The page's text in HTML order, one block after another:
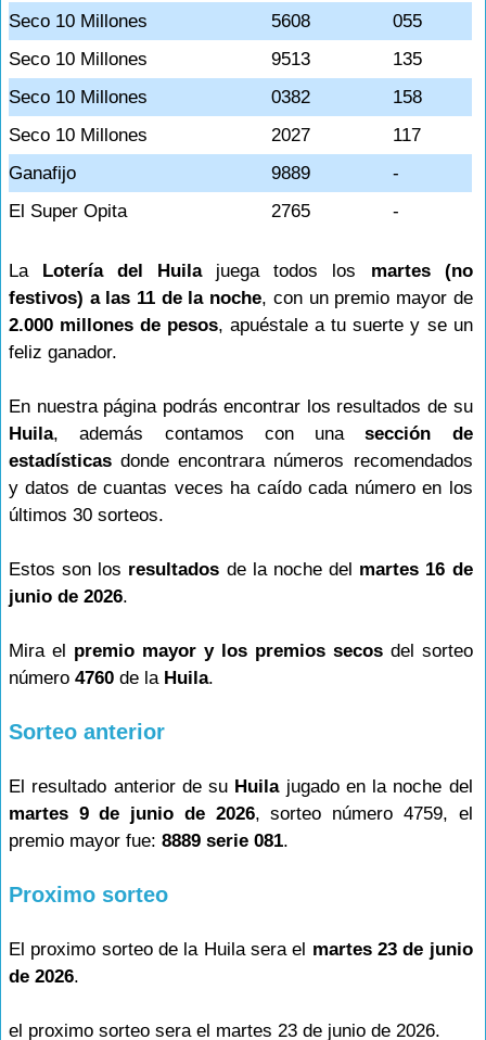
Seco 10 Millones
5608
055
Seco 10 Millones
9513
135
Seco 10 Millones
0382
158
Seco 10 Millones
2027
117
Ganafijo
9889
-
El Super Opita
2765 -
La Lotería del Huilajuega todos los martes (no
festivos) a las 11 de la noche, con un premio mayor de
2.000 millones de pesos, apuéstale a tu suerte y se un
feliz ganador.
En nuestra página podrás encontrar los resultados de su
Huila, además contamos con unasección de
estadísticas donde encontrara números recomendados
y datos de cuantas veces ha caído cada número en los
últimos 30 sorteos.
Estos son los resultados de la noche del martes 16 de
junio de 2026.
Mira el premio mayor y los premios secosdel sorteo
número 4760 de la Huila.
Sorteo anterior
El resultado anterior de su Huilajugado en la noche del
martes 9 de junio de 2026, sorteo número 4759, el
premio mayor fue: 8889 serie 081.
Proximo sorteo
El proximo sorteo de la Huila sera el martes 23 de junio
de 2026.
el proximo sorteo sera el martes 23 de junio de 2026.